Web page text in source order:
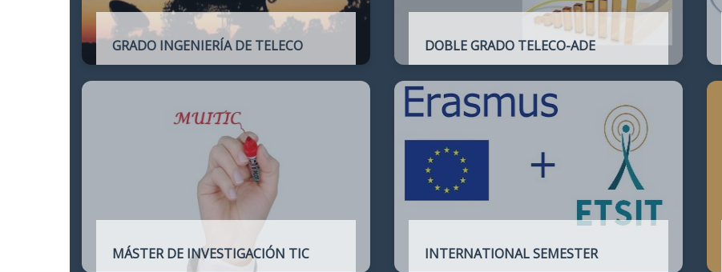
GRADO INGENIERÍA DE TELECO DOBLE GRADO TELECO-ADE
Ingeniería de Telecomunicación con la de
Administración y Dirección de Empresas
MÁSTER DE INVESTIGACIÓN TIC INTERNATIONAL SEMESTER